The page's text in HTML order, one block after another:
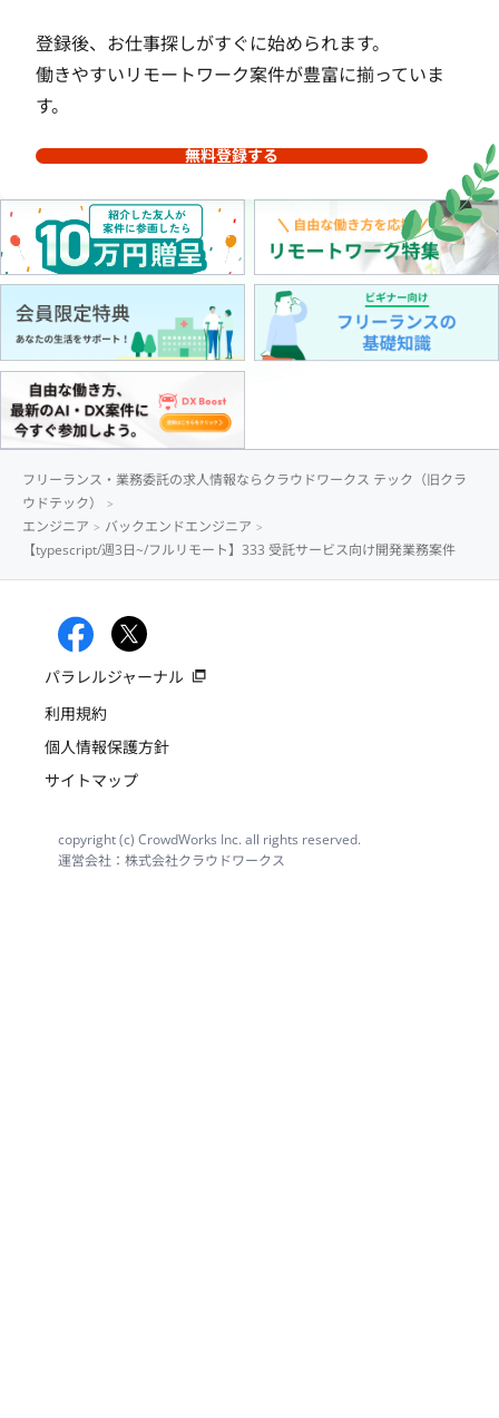
登録後、お仕事探しがすぐに始められます。
働きやすいリモートワーク案件が豊富に揃っていま
す。
無料登録する
フリーランス・業務委託の求人情報ならクラウドワークス テック（旧クラ
ウドテック）
エンジニア
バックエンドエンジニア
【typescript/週3日~/フルリモート】333 受託サービス向け開発業務案件
パラレルジャーナル
利用規約
個人情報保護方針
サイトマップ
copyright (c) CrowdWorks Inc. all rights reserved.
運営会社：株式会社クラウドワークス